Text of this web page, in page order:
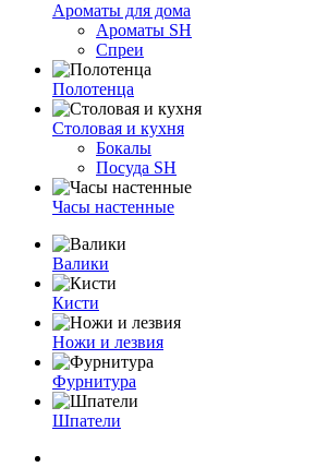
Ароматы для дома
Ароматы SH
Спреи
Полотенца
Столовая и кухня
Бокалы
Посуда SH
Часы настенные
Валики
Кисти
Ножи и лезвия
Фурнитура
Шпатели